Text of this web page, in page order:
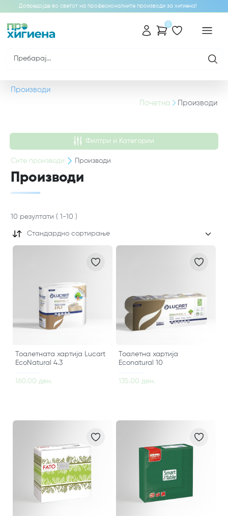
Добредојде во светот на професионалните производи за хигиена!
0
Производи
Почетна
Производи
Филтри и Категории
Сите производи Производи
Производи
10 резултати ( 1 -10 )
Стандардно сортирање
Тоалетната хартија Lucart
EcoNatural 4.3
160.00 ден.
Тоалетна хартија
Econatural 10
135.00 ден.